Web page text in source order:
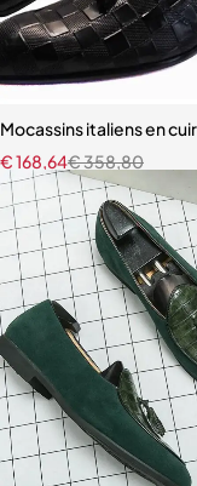
Mocassins italiens en
€358,80
€168,64